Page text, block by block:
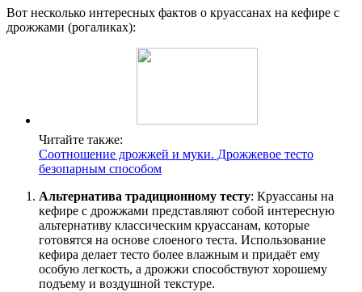
Вот несколько интересных фактов о круассанах на кефире с
дрожжами (рогаликах):
Читайте также:
Соотношение дрожжей и муки. Дрожжевое тесто
безопарным способом
Альтернатива традиционному тесту: Круассаны на
кефире с дрожжами представляют собой интересную
альтернативу классическим круассанам, которые
готовятся на основе слоеного теста. Использование
кефира делает тесто более влажным и придаёт ему
особую легкость, а дрожжи способствуют хорошему
подъему и воздушной текстуре.